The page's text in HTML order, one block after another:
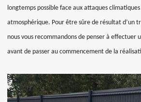
longtemps possible face aux attaques
atmosphérique. Pour être sûre de résultat d’un
nous vous recommandons de penser à effectuer
avant de passer au commencement de la